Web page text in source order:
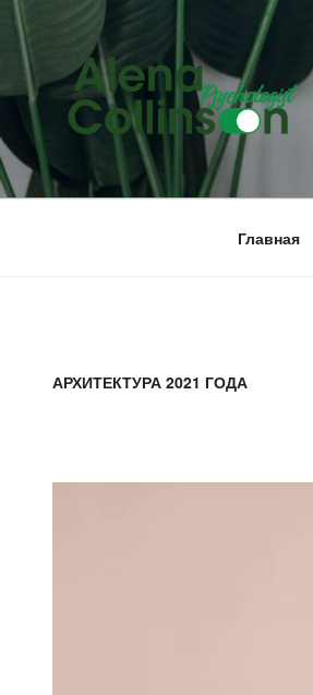
Перейти
содержимому
Главная
АРХИТЕКТУРА 2021 ГОДА